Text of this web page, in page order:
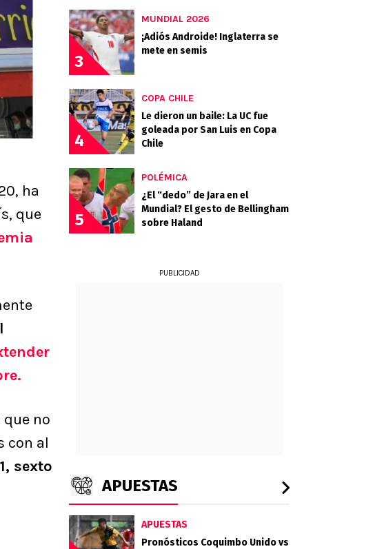
ha
que
no
con al
sexto
3
MUNDIAL 2026
¡Adiós Androide! Inglaterra se
mete en semis
4
COPA CHILE
Le dieron un baile: La UC fue
goleada por San Luis en Copa
Chile
5
POLÉMICA
¿El “dedo” de Jara en el
Mundial? El gesto de Bellingham
sobre Haland
PUBLICIDAD
APUESTAS
APUESTAS
Pronósticos Coquimbo Unido vs